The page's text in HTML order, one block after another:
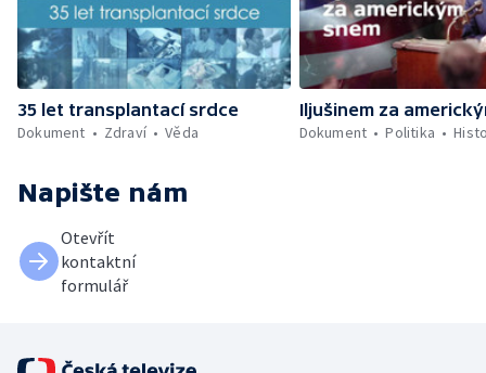
35 let transplantací srdce
Dokument
Zdraví Věda
Iljušinem za
Dokument
Politika
Napište nám
Otevřít
kontaktní
formulář